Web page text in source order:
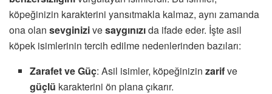
köpeğinizin karakterini yansıtmakla kalmaz, aynı zamanda
ona olan sevginizivesaygınızıda ifade eder. İşte asil
köpek isimlerinin tercih edilme nedenlerinden bazıları:
Zarafet ve Güç: Asil isimler, köpeğinizinzarifve
güçlü karakterini ön plana çıkarır.